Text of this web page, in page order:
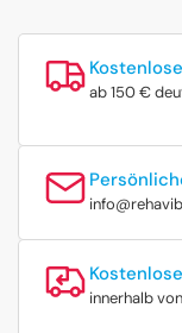
ab 150 €
innerhalb